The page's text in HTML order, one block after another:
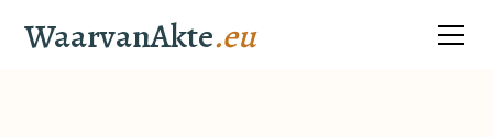
WaarvanAkte.eu